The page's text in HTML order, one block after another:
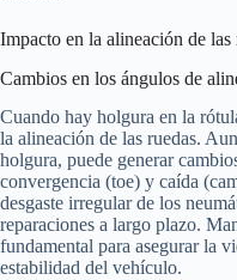
Impacto en la alineación de las
Cambios en los ángulos de
Cuando hay holgura en la
la alineación de las ruedas.
holgura, puede generar
convergencia (toe) y caída
desgaste irregular de los
reparaciones a largo plazo.
fundamental para asegurar la
estabilidad del vehículo.